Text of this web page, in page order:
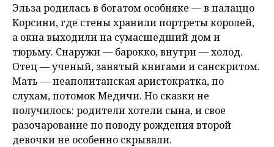
Эльза родилась в богатом особняке — в палаццо
Корсини, где стены хранили портреты королей,
а окна выходили на сумасшедший дом и
тюрьму. Снаружи — барокко, внутри — холод.
Отец — ученый, занятый книгами и санскритом.
Мать — неаполитанская аристократка, по
слухам, потомок Медичи. Но сказки не
получилось: родители хотели сына, и свое
разочарование по поводу рождения второй
девочки не особенно скрывали.